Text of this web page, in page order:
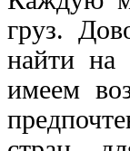
груз.
найти на
имеем